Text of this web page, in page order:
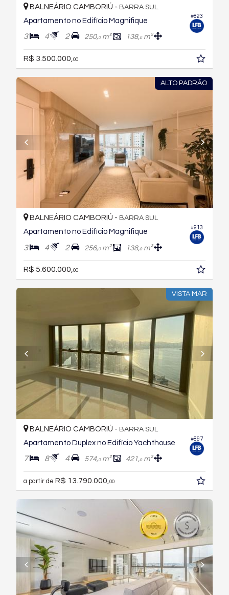
#823
BALNEÁRIO CAMBORIÚ - BARRA SUL
Apartamento no Edifício Magnifique
3 4 2 250,0m² 138,0m²
R$ 3.500.000, 00
ALTO PADRÃO
#913
BALNEÁRIO CAMBORIÚ - BARRA SUL
Apartamento no Edifício Magnifique
3 4 2 256,0m² 138,0m²
R$ 5.600.000,00
VISTA MAR
#897
BALNEÁRIO CAMBORIÚ - BARRA SUL
Apartamento Duplex no Edifício Yachthouse
7 8 4 574,0m² 421,0m²
a partir de R$ 13.790.000, 00